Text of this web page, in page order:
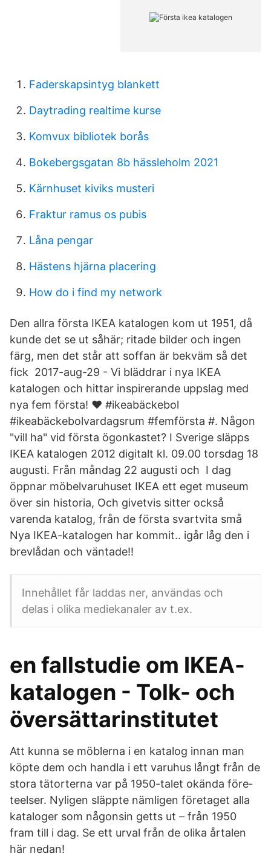
Faderskapsintyg blankett
Daytrading realtime kurse
Komvux bibliotek borås
Bokebergsgatan 8b hässleholm 2021
Kärnhuset kiviks musteri
Fraktur ramus os pubis
Låna pengar
Hästens hjärna placering
How do i find my network
Den allra första IKEA katalogen kom ut 1951, då
kunde det se ut såhär; ritade bilder och ingen
färg, men det står att soffan är bekväm så det
fick 2017-aug-29 - Vi bläddrar i nya IKEA
katalogen och hittar inspirerande uppslag med
nya fem första! ❤ #ikeabäckebol
#ikeabäckebolvardagsrum #femförsta #. Någon
"vill ha" vid första ögonkastet? I Sverige släpps
IKEA katalogen 2012 digitalt kl. 09.00 torsdag 18
augusti. Från måndag 22 augusti och I dag
öppnar möbelvaruhuset IKEA ett eget museum
över sin historia, Och givetvis sitter också
varenda katalog, från de första svartvita små
Nya IKEA-katalogen har kommit.. igår låg den i
brevlådan och väntade!!
Innehållet får laddas ner, användas och
delas i olika mediekanaler av t.ex.
en fallstudie om IKEA-
katalogen - Tolk- och
översättarinstitutet
Att kunna se möblerna i en katalog innan man
köpte dem och handla i ett varuhus långt från de
stora tätorterna var på 1950-talet okända före­
teelser. Nyligen släppte nämligen företaget alla
kataloger som någonsin getts ut – från 1950
fram till i dag. Se ett urval från de olika årtalen
här nedan!